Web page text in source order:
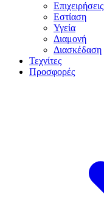
Επιχειρήσεις
Εστίαση
Υγεία
Διαμονή
Διασκέδαση
Τεχνίτες
Προσφορές